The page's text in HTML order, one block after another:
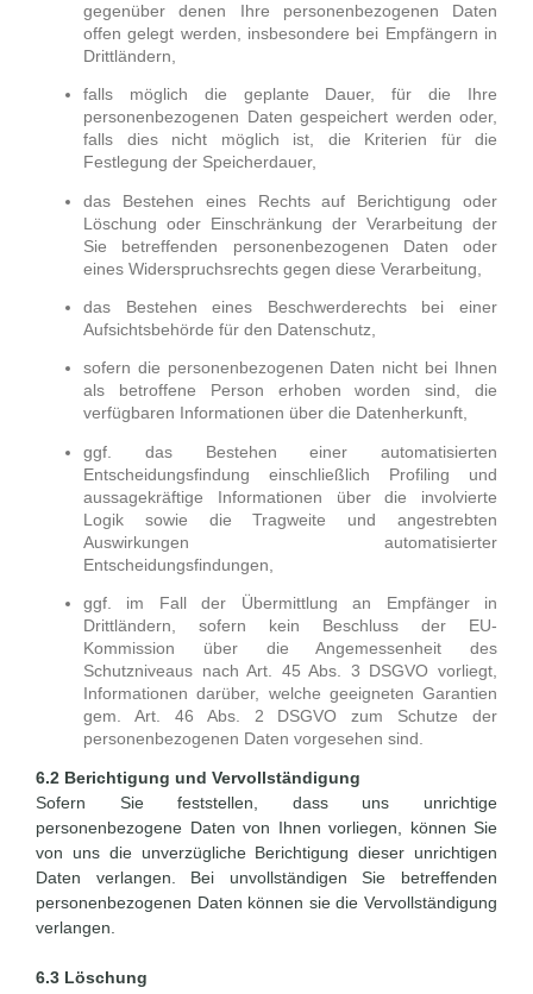
gegenüber denen Ihre personenbezogenen Daten
offen gelegt werden, insbesondere bei Empfängern in
Drittländern,
falls möglich die geplante Dauer, für die Ihre
personenbezogenen Daten gespeichert werden oder,
falls dies nicht möglich ist, die Kriterien für die
Festlegung der Speicherdauer,
das Bestehen eines Rechts auf Berichtigung oder
Löschung oder Einschränkung der Verarbeitung der
Sie betreffenden personenbezogenen Daten oder
eines Widerspruchsrechts gegen diese Verarbeitung,
das Bestehen eines Beschwerderechts bei einer
Aufsichtsbehörde für den Datenschutz,
sofern die personenbezogenen Daten nicht bei Ihnen
als betroffene Person erhoben worden sind, die
verfügbaren Informationen über die Datenherkunft,
ggf. das Bestehen einer automatisierten
Entscheidungsfindung einschließlich Profiling und
aussagekräftige Informationen über die involvierte
Logik sowie die Tragweite und angestrebten
Auswirkungen automatisierter
Entscheidungsfindungen,
ggf. im Fall der Übermittlung an Empfänger in
Drittländern, sofern kein Beschluss der EU-
Kommission über die Angemessenheit des
Schutzniveaus nach Art. 45 Abs. 3 DSGVO vorliegt,
Informationen darüber, welche geeigneten Garantien
gem. Art. 46 Abs. 2 DSGVO zum Schutze der
personenbezogenen Daten vorgesehen sind.
6.2 Berichtigung und Vervollständigung
Sofern Sie feststellen, dass uns unrichtige
personenbezogene Daten von Ihnen vorliegen, können Sie
von uns die unverzügliche Berichtigung dieser unrichtigen
Daten verlangen. Bei unvollständigen Sie betreffenden
personenbezogenen Daten können sie die Vervollständigung
verlangen.
6.3 Löschung